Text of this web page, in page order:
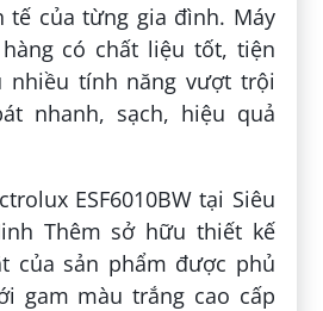
tế của từng gia đình. Máy
có chất liệu tốt, tiện
nhiều tính năng vượt trội
nhanh, sạch, hiệu quả
ESF6010BW tại Siêu
Thêm sở hữu thiết kế
của sản phẩm được phủ
gam màu trắng cao cấp